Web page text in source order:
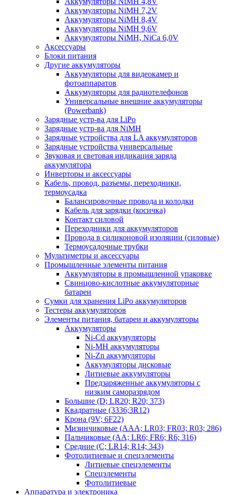
Аккумуляторы NiMH 7,2V
Аккумуляторы NiMH 8,4V
Аккумуляторы NiMH 9,6V
Аккумуляторы NiMH, NiCa 6,0V
Аксессуары
Блоки питания
Другие аккумуляторы
Аккумуляторы для видеокамер и
фотоаппаратов
Аккумуляторы для радиотелефонов
Универсальные внешние аккумуляторы
(Powerbank)
Зарядные устр-ва для LiPo
Зарядные устр-ва для NiMH
Зарядные устройства для LA аккумуляторов
Зарядные устройства универсальные
Звуковая и световая индикация заряда
аккумулятора
Инверторы и аксессуары
Кабель, провод, разъемы, переходники,
термоусадка
Балансировочные провода и колодки
Кабель для зарядки (косичка)
Контакт силовой
Переходники для аккумуляторов
Провода в силиконовой изоляции (силовые)
Термоусадочные трубки
Мультиметры и аксессуары
Промышленные элементы питания
Аккумуляторы в промышленной упаковке
Свинцово-кислотные аккумуляторные
батареи
Сумки для хранения LiPo аккумуляторов
Тестеры аккумуляторов
Элементы питания, батареи и аккумуляторы
Аккумуляторы
Ni-Cd аккумуляторы
Ni-MH аккумуляторы
Ni-Zn аккумуляторы
Аккумуляторы дисковые
Литиевые аккумуляторы
Предзаряженные аккумуляторы с
низким саморазрядом
Большие (D; LR20; R20; 373)
Квадратные (3336;3R12)
Крона (9V; 6F22)
Мизинчиковые (AAA; LR03; FR03; R03; 286)
Пальчиковые (AA; LR6; FR6; R6; 316)
Средние (C; LR14; R14; 343)
Фотолитиевые и спецэлементы
Литиевые спецэлементы
Спецэлементы
Фотолитиевые
Аппаратура и электроника